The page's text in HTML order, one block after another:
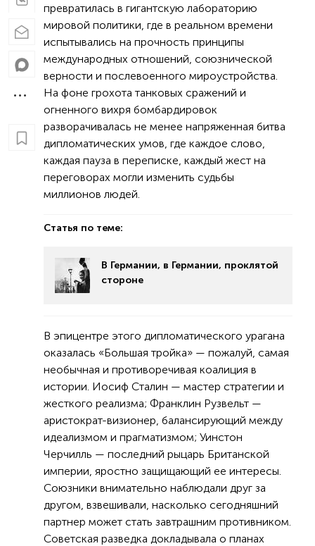
превратилась в гигантскую лабораторию
мировой политики, где в реальном времени
испытывались на прочность принципы
международных отношений, союзнической
верности и послевоенного мироустройства.
На фоне грохота танковых сражений и
огненного вихря бомбардировок
разворачивалась не менее напряженная битва
дипломатических умов, где каждое слово,
каждая пауза в переписке, каждый жест на
переговорах могли изменить судьбы
миллионов людей.
Статья по теме:
В Германии, в Германии, проклятой
стороне
В эпицентре этого дипломатического урагана
оказалась «Большая тройка» — пожалуй, самая
необычная и противоречивая коалиция в
истории. Иосиф Сталин — мастер стратегии и
жесткого реализма; Франклин Рузвельт —
аристократ-визионер, балансирующий между
идеализмом и прагматизмом; Уинстон
Черчилль — последний рыцарь Британской
империи, яростно защищающий ее интересы.
Союзники внимательно наблюдали друг за
другом, взвешивали, насколько сегодняшний
партнер может стать завтрашним противником.
Советская разведка докладывала о планах